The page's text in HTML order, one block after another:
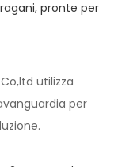
utilizza
per